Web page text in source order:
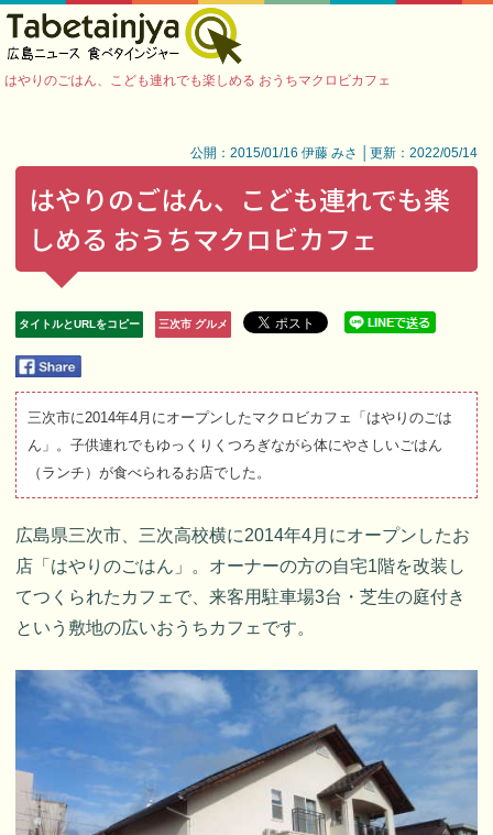
はやりのごはん、こども連れでも楽しめる おうちマクロビカフェ
公開：2015/01/16 伊藤 みさ │更新：2022/05/14
はやりのごはん、こども連れでも楽
しめる おうちマクロビカフェ
タイトルとURLをコピー 三次市 グルメ
三次市に2014年4月にオープンしたマクロビカフェ「はやりのごは
ん」。子供連れでもゆっくりくつろぎながら体にやさしいごはん
（ランチ）が食べられるお店でした。
広島県三次市、三次高校横に2014年4月にオープンしたお
店「はやりのごはん」。オーナーの方の自宅1階を改装し
てつくられたカフェで、来客用駐車場3台・芝生の庭付き
という敷地の広いおうちカフェです。